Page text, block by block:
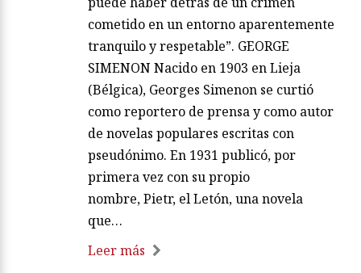
cometido en un entorno aparentemente
tranquilo y respetable”. GEORGE
SIMENON Nacido en 1903 en Lieja
(Bélgica), Georges Simenon se curtió
como reportero de prensa y como autor
de novelas populares escritas con
pseudónimo. En 1931 publicó, por
primera vez con su propio
nombre, Pietr, el Letón, una novela
que…
Leer más